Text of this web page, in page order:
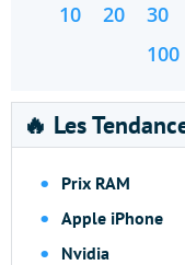
10 20 30
100
🔥 Les
Prix RAM
Apple iPhone
Nvidia